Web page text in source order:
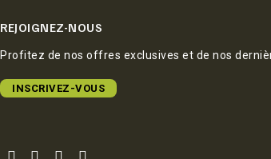
REJOIGNEZ-NOUS
Profitez de nos offres exclusives et de nos
INSCRIVEZ-VOUS